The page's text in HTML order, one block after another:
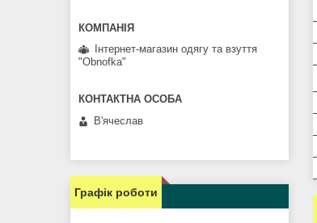
Інтернет-магазин одягу та взуття
"Obnofka"
В'ячеслав
Графік роботи